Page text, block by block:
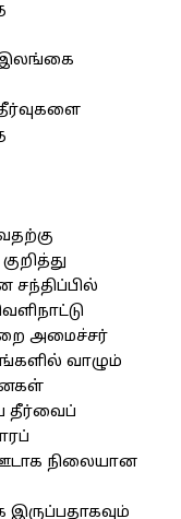
in இலங்கை
சந்திப்பில்
அமைச்சர்
வாழும்
தீர்வைப்
நிலையான
இருப்பதாகவும்